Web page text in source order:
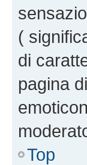
(
di
pagina
Top